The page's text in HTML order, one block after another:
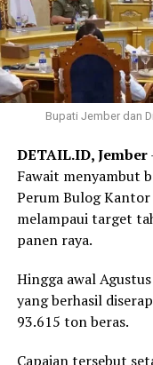
Bupati Jember dan
DETAIL.ID, Jember
Fawait menyambut
Perum Bulog Kantor
melampaui target
panen raya.
Hingga awal
yang berhasil
93.615 ton beras.
Capaian tersebut